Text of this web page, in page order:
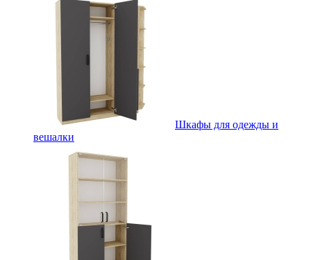
Шкафы для одежды и
вешалки